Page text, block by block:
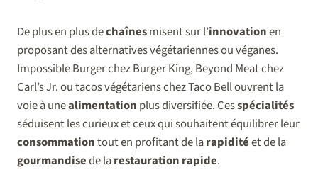
De plus en plus dechaînesmisent sur l’innovationen
proposant des alternatives végétariennes ou véganes.
Impossible Burger chez Burger King, Beyond Meat chez
Carl’s Jr. ou tacos végétariens chez Taco Bell ouvrent la
voie à unealimentation plus diversifiée. Cesspécialités
séduisent les curieux et ceux qui souhaitent équilibrer leur
consommationtout en profitant de larapiditéet de la
gourmandisede larestauration rapide.